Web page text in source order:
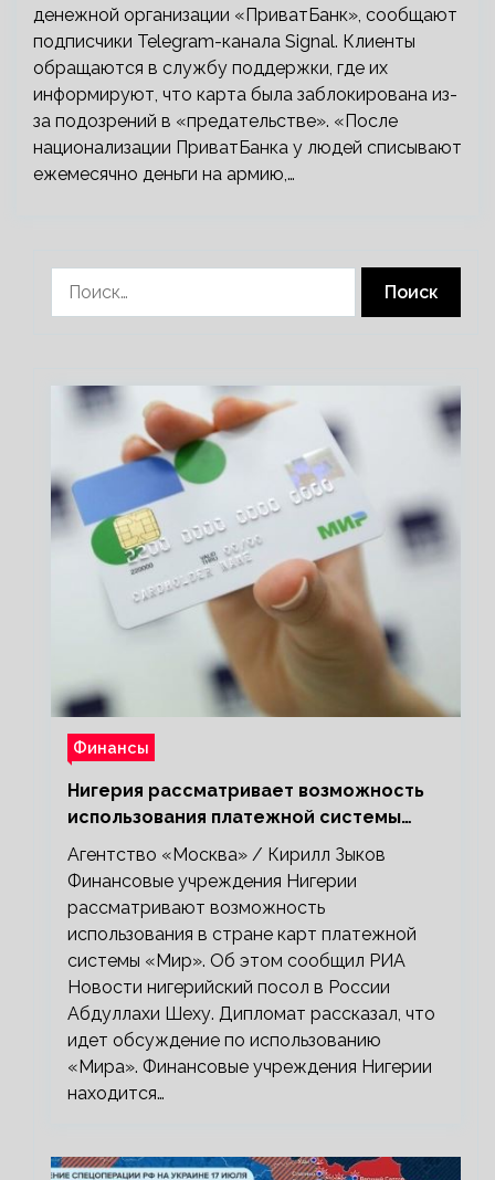
денежной организации «ПриватБанк», сообщают
подписчики Telegram-канала Signal. Клиенты
обращаются в службу поддержки, где их
информируют, что карта была заблокирована из-
за подозрений в «предательстве». «После
национализации ПриватБанка у людей списывают
ежемесячно деньги на армию,…
Финансы
Нигерия рассматривает возможность
использования платежной системы
«Мир»
Агентство «Москва» / Кирилл Зыков
Финансовые учреждения Нигерии
рассматривают возможность
использования в стране карт платежной
системы «Мир». Об этом сообщил РИА
Новости нигерийский посол в России
Абдуллахи Шеху. Дипломат рассказал, что
идет обсуждение по использованию
«Мира». Финансовые учреждения Нигерии
находится…